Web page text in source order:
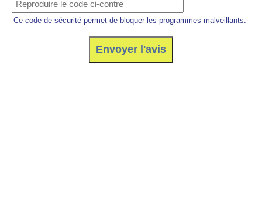
Ce code de sécurité permet de bloquer les programmes malveillants.